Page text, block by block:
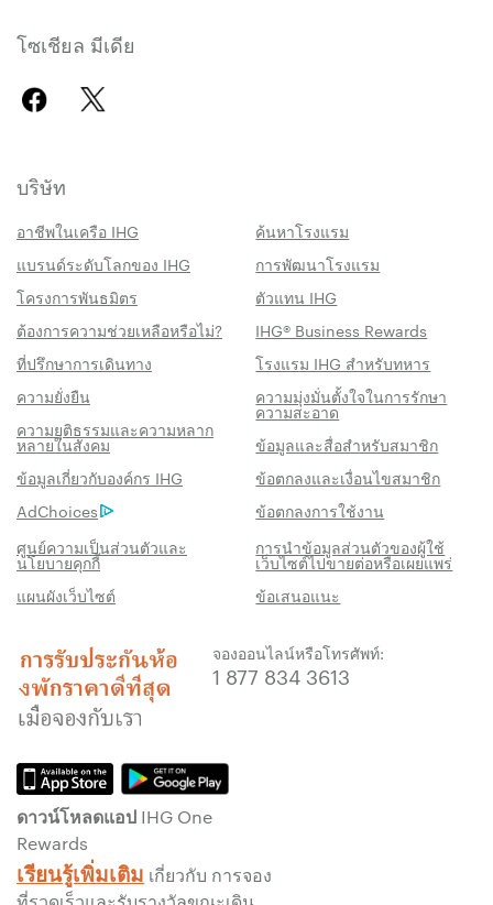
โซเชียล มีเดีย
บริษัท
อาชีพในเครือ IHG
ค้นหาโรงแรม
แบรนด์ระดับโลกของ IHG
การพัฒนาโรงแรม
โครงการพันธมิตร
ตัวแทน IHG
ต้องการความช่วยเหลือหรือไม่?
IHG® Business Rewards
ที่ปรึกษาการเดินทาง
โรงแรม IHG สำหรับทหาร
ความยั่งยืน
ความมุ่งมั่นตั้งใจในการรักษา
ความสะอาด
ความยุติธรรมและความหลาก
หลายในสังคม
ข้อมูลและสื่อสำหรับสมาชิก
ข้อมูลเกี่ยวกับองค์กร IHG
ข้อตกลงและเงื่อนไขสมาชิก
AdChoices
ข้อตกลงการใช้งาน
ศูนย์ความเป็นส่วนตัวและ
นโยบายคุกกี้
การนำข้อมูลส่วนตัวของผู้ใช้
เว็บไซต์ไปขายต่อหรือเผยแพร่
แผนผังเว็บไซต์
ข้อเสนอแนะ
จองออนไลน์หรือโทรศัพท์:
1 877 834 3613
ดาวน์โหลดแอป IHG One
Rewards
เรียนรู้เพิ่มเติม เกี่ยวกับ การจอง
สิทธิประโชน์เมื่อจองกับเรา
การรับประกันห้องพักราคาดีที่สุด
เราสัญญาว่าคุณจะได้รับราคาต่ำที่สุดทาง
ออนไลน์ มิฉะนั้น เราจะปรับให้ตรงกับราคาที่ถูก
กว่า พร้อมให้คะแนน IHG® One Rewards แก่
รับประกันการจองทางออนไลน์
รับประกันห้องพักของคุณแล้ว
เราไม่คิดค่าธรรมเนียมการจองสำหรับการจอง
โดยตรงกับเรา
ข้อมูลส่วนบุคคล และการรักษาความปลอดภัย
เว็บไซต์
IHG ดำเนินการด้านความเป็นส่วนตัวอย่างจริงจัง